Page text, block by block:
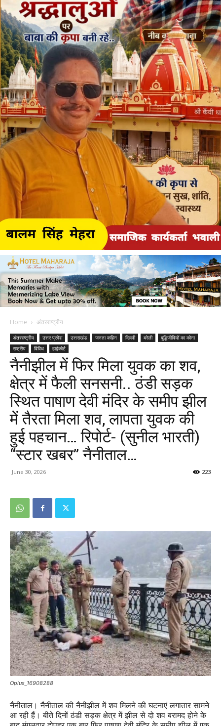
Home अंतरराष्ट्रीय
अंतरराष्ट्रीय उत्तर प्रदेश उत्तराखंड जनता कहिन दिल्ली बरेली
बुद्धिजीवियों का कोना
राष्ट्रीय
विविध हाईकोर्ट
नैनीझील में फिर मिला युवक का शव,
क्षेत्र में फैली सनसनी.. ठंडी सड़क
स्थित पाषाण देवी मंदिर के समीप झील
में तैरता मिला शव, लापता युवक की
हुई पहचान… रिपोर्ट- (सुनील भारती)
“स्टार खबर” नैनीताल…
June 30, 2026 223
Oplus_16908288
नैनीताल। नैनीताल की नैनीझील में शव मिलने की घटनाएं लगातार सामने
आ रही हैं। बीते दिनों ठंडी सड़क क्षेत्र में झील से दो शव बरामद होने के